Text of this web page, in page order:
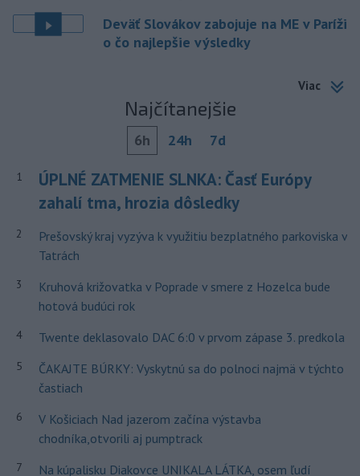
Deväť Slovákov zabojuje na ME v Paríži
o čo najlepšie výsledky
Viac
Najčítanejšie
6h 24h 7d
1
ÚPLNÉ ZATMENIE SLNKA: Časť Európy
zahalí tma, hrozia dôsledky
2
Prešovský kraj vyzýva k využitiu bezplatného parkoviska v
Tatrách
3
Kruhová križovatka v Poprade v smere z Hozelca bude
hotová budúci rok
4 Twente deklasovalo DAC 6:0 v prvom zápase 3. predkola
5
ČAKAJTE BÚRKY: Vyskytnú sa do polnoci najmä v týchto
častiach
6
V Košiciach Nad jazerom začína výstavba
chodníka,otvorili aj pumptrack
7 Na kúpalisku Diakovce UNIKALA LÁTKA, osem ľudí